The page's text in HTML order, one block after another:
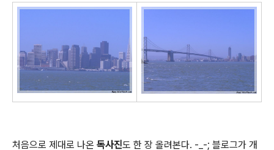
처음으로 제대로 나온 독사진도 한 장 올려본다. -_-; 블로그가 개